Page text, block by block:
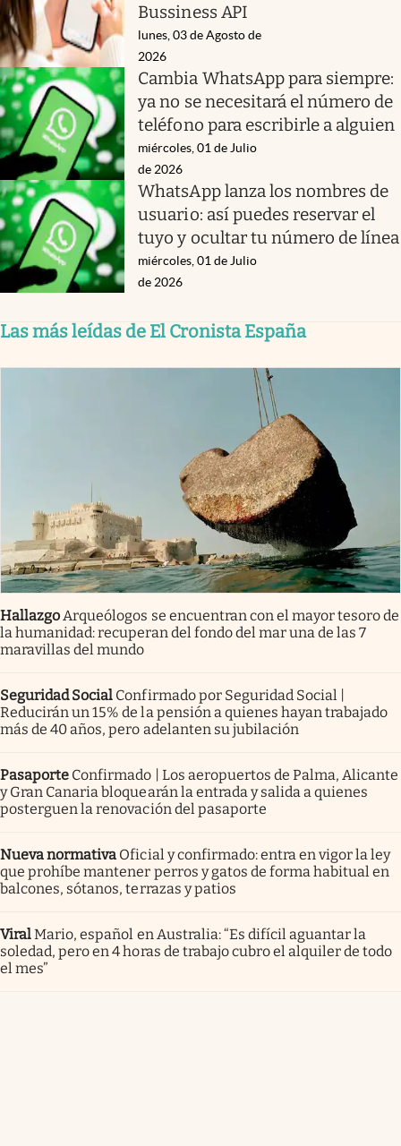
Bussiness API
lunes, 03 de Agosto de
2026
Cambia WhatsApp para siempre:
ya no se necesitará el número de
teléfono para escribirle a alguien
miércoles, 01 de Julio
de 2026
WhatsApp lanza los nombres de
usuario: así puedes reservar el
tuyo y ocultar tu número de línea
miércoles, 01 de Julio
de 2026
Las más leídas de El Cronista España
Hallazgo Arqueólogos se encuentran con el mayor tesoro de
la humanidad: recuperan del fondo del mar una de las 7
maravillas del mundo
Seguridad Social Confirmado por Seguridad Social |
Reducirán un 15% de la pensión a quienes hayan trabajado
más de 40 años, pero adelanten su jubilación
Pasaporte Confirmado | Los aeropuertos de Palma, Alicante
y Gran Canaria bloquearán la entrada y salida a quienes
posterguen la renovación del pasaporte
Nueva normativa Oficial y confirmado: entra en vigor la ley
que prohíbe mantener perros y gatos de forma habitual en
balcones, sótanos, terrazas y patios
ViralMario, español en Australia: “Es difícil aguantar la
soledad, pero en 4 horas de trabajo cubro el alquiler de todo
el mes”